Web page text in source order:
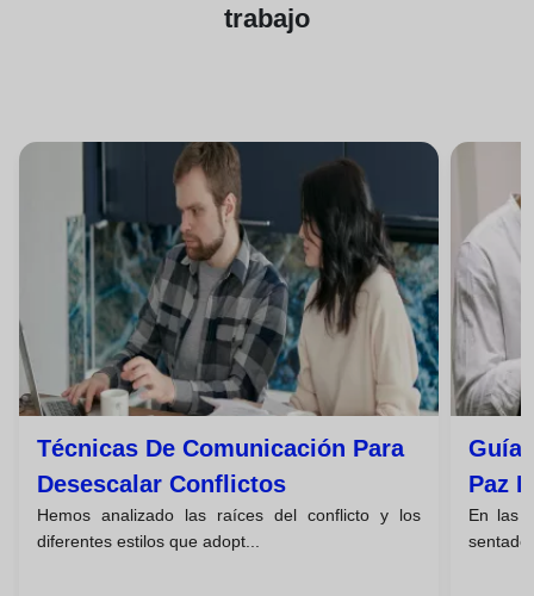
trabajo
Técnicas De Comunicación Para
Desescalar Conflictos
Hemos analizado las raíces del conflicto y los
diferentes estilos que adopt...
Guía
Paz
En las
sentado